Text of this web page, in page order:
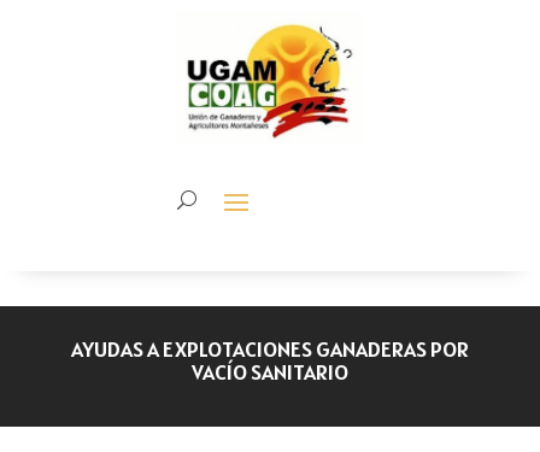
AYUDAS A EXPLOTACIONES GANADERAS POR
VACÍO SANITARIO